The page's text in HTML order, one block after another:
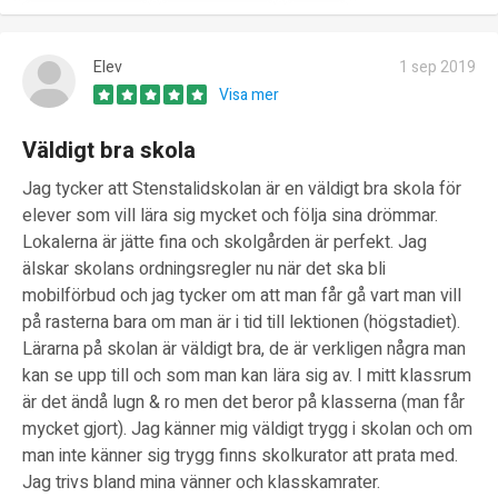
Elev
1 sep 2019
Visa mer
Väldigt bra skola
Jag tycker att Stenstalidskolan är en väldigt bra skola för
elever som vill lära sig mycket och följa sina drömmar.
Lokalerna är jätte fina och skolgården är perfekt. Jag
älskar skolans ordningsregler nu när det ska bli
mobilförbud och jag tycker om att man får gå vart man vill
på rasterna bara om man är i tid till lektionen (högstadiet).
Lärarna på skolan är väldigt bra, de är verkligen några man
kan se upp till och som man kan lära sig av. I mitt klassrum
är det ändå lugn & ro men det beror på klasserna (man får
mycket gjort). Jag känner mig väldigt trygg i skolan och om
man inte känner sig trygg finns skolkurator att prata med.
Jag trivs bland mina vänner och klasskamrater.